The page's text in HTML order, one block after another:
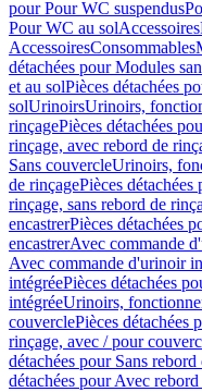
pour Pour WC suspendus
Pour WC au solAccessoires
AccessoiresConsommables
détachées pour Modules
et au solPièces détachées
solUrinoirsUrinoirs,
rinçagePièces détachées
rinçage, avec rebord de
Sans couvercleUrinoirs,
de rinçagePièces
rinçage, sans rebord de
encastrerPièces détachées
encastrerAvec commande
Avec commande d'urinoir
intégréePièces détachées
intégréeUrinoirs,
couverclePièces détachées
rinçage, avec / pour
détachées pour Sans rebord
détachées pour Avec